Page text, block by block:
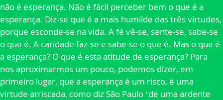
não é esperança. Não é fácil perceber bem o que é a
esperança. Diz-se que é a mais humilde das três virtudes,
porque esconde-se na vida. A fé vê-se, sente-se, sabe-se
o que é. A caridade faz-se e sabe-se o que é. Mas o que é
a esperança? O que é esta atitude de esperança? Para
nos aproximarmos um pouco, podemos dizer, em
primeiro lugar, que a esperança é um risco, é uma
virtude arriscada, como diz São Paulo ‘de uma ardente